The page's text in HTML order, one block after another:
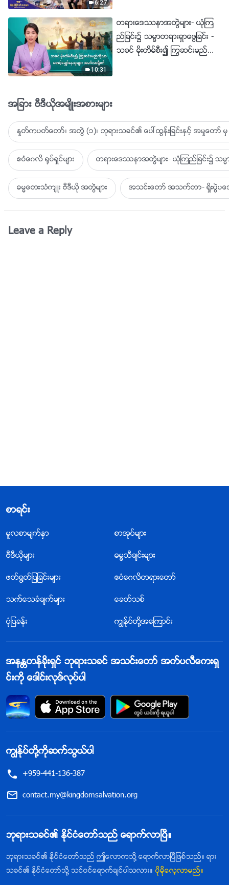
6:27
10:31
တရားေဒႆနာအတြဲမ်ား- ယုံၾက
ည္ျခင္း၌ သမၼာတရားရွာေဖြျခင္း -
သခင္ မိုးတိမ္စီး၍ ႂကြဆင္းမည္ကို
အျခား ဗီဒီယိုအမ်ိဳးအစားမ်ား
ႏႈတ္ကပတ္ေတာ္၊ အတြဲ (၁)၊ ဘုရားသခင္၏ ေပၚထြန္းျခင္းႏွင့္ အမႈေတာ္ မွ
ဧဝံေဂလိ ႐ုပ္ရွင္မ်ား တရားေဒႆနာအတြဲမ်ား- ယုံၾကည္ျခင္း၌ သမၼာတ
ဓမၼေတးသံက်ဴး ဗီဒီယို အတြဲမ်ား အသင္းေတာ္ အသက္တာ- ရႈိးပြဲ
Leave a Reply
စာရင္း
မူလစာမ်က္ႏွာ စာအုပ္မ်ား
ဗီဒီယိုမ်ား ဓမၼသီခ်င္းမ်ား
ဖတ္႐ြတ္ျပျခင္းမ်ား ဧဝံေဂလိတရားေတာ္
သက္ေသခံခ်က္မ်ား ေခတ္သစ္
ပုံျပခန္း ကြၽန္ုပ္တို႔အေၾကာင္း
အနႏၲတန္ခိုးရွင္ ဘုရားသခင္ အသင္းေတာ္ အက္ပလီေကးရွ
င္းကို ေဒါင္းလုဒ္လုပ္ပါ
ကြၽန္ုပ္တို႔ကိုဆက္သြယ္ပါ
+959-441-136-387
contact.my@kingdomsalvation.org
ဘုရားသခင္၏ ႏိုင္ငံေတာ္သည္ ေရာက္လာၿပီ။
ဘုရားသခင္၏ ႏိုင္ငံေတာ္သည္ ဤေလာကသို႔ ေရာက္လာၿပီျဖစ္သည္။ ရား
သခင္၏ ႏိုင္ငံေတာ္သို႔ သင္ဝင္ေရာက္ခ်င္ပါသလား။ ပိုမိုေလ့လာမည္။